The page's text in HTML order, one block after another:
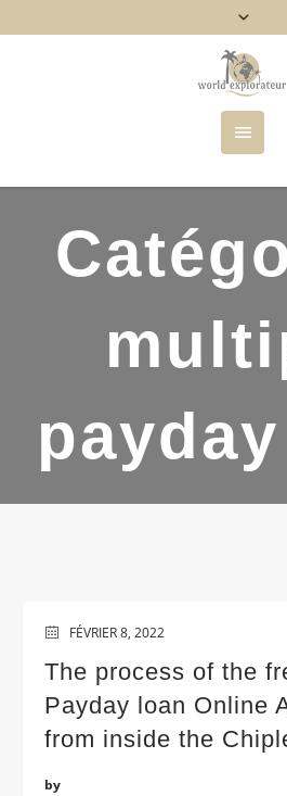
FÉVRIER 8, 2022
The process of the
Payday loan Online
from inside the
by